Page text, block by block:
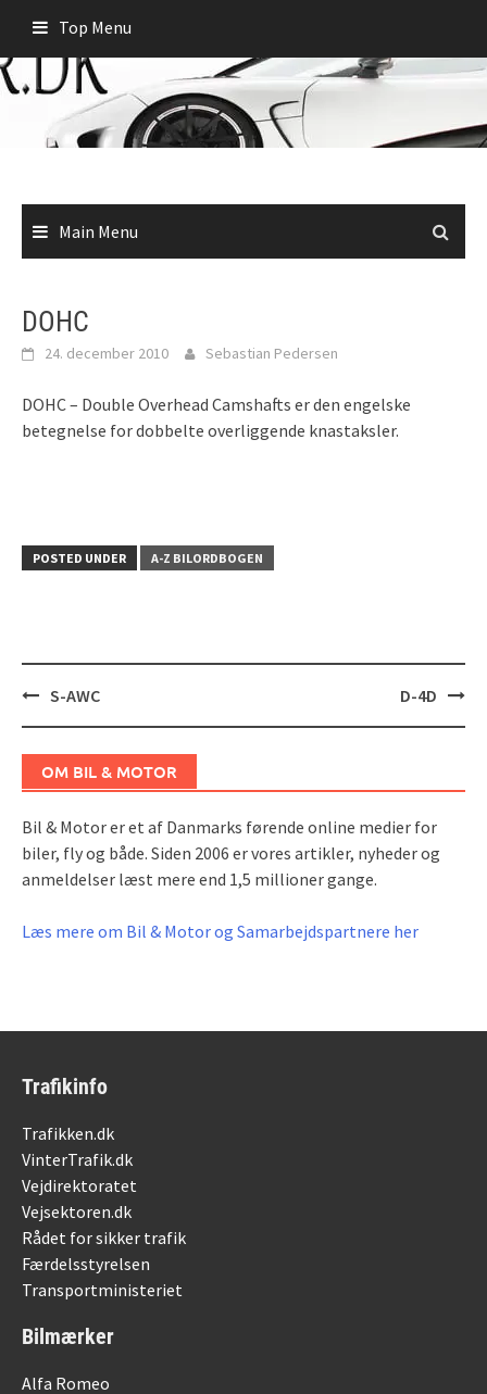
content
Top Menu
Main Menu
DOHC
24. december 2010 Sebastian Pedersen
DOHC – Double Overhead Camshafts er den engelske
betegnelse for dobbelte overliggende knastaksler.
POSTED UNDER A-Z BILORDBOGEN
PostS-AWC D-4D
OM BIL & MOTOR
Bil & Motor er et af Danmarks førende online medier for
biler, fly og både. Siden 2006 er vores artikler, nyheder og
anmeldelser læst mere end 1,5 millioner gange.
Læs mere om Bil & Motor og Samarbejdspartnere her
Trafikinfo
Trafikken.dk
VinterTrafik.dk
Vejdirektoratet
Vejsektoren.dk
Rådet for sikker trafik
Færdelsstyrelsen
Transportministeriet
Bilmærker
Alfa Romeo